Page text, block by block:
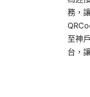
務，
至神
台，